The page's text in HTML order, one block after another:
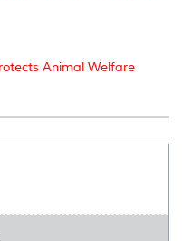
Animal Welfare